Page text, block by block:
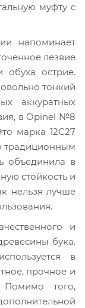
муфту с
напоминает
лезвие
обуха острие.
тонкий
аккуратных
в Opinel №8
марка 12С27
традиционным
объединила в
стойкость и
нельзя лучше
и
бука.
в
прочное и
Помимо того,